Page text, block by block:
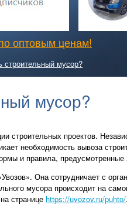
оптовым ценам!
строительный мусор?
мусор?
проектов.
необходимость вывоза
и правила, предусмотренные
Она сотрудничает с
мусора происходит на
странице https://uvozov.ru/puhto/.